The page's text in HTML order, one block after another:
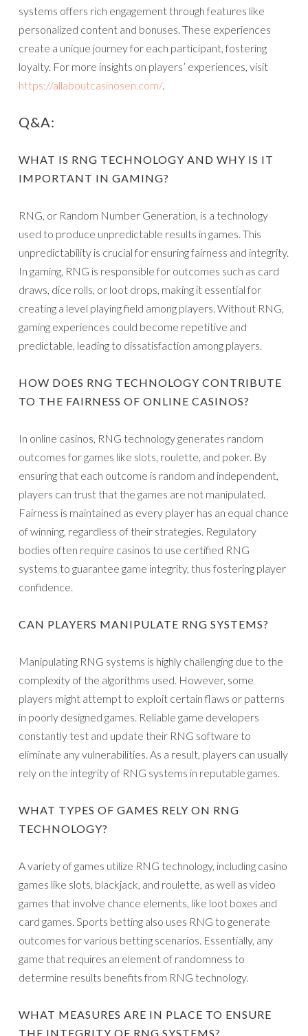
systems offers rich engagement through features like
personalized content and bonuses. These experiences
create a unique journey for each participant, fostering
loyalty. For more insights on players’ experiences, visit
https://allaboutcasinosen.com/.
Q&A:
WHAT IS RNG TECHNOLOGY AND WHY IS IT
IMPORTANT IN GAMING?
RNG, or Random Number Generation, is a technology
used to produce unpredictable results in games. This
unpredictability is crucial for ensuring fairness and integrity.
In gaming, RNG is responsible for outcomes such as card
draws, dice rolls, or loot drops, making it essential for
creating a level playing field among players. Without RNG,
gaming experiences could become repetitive and
predictable, leading to dissatisfaction among players.
HOW DOES RNG TECHNOLOGY CONTRIBUTE
TO THE FAIRNESS OF ONLINE CASINOS?
In online casinos, RNG technology generates random
outcomes for games like slots, roulette, and poker. By
ensuring that each outcome is random and independent,
players can trust that the games are not manipulated.
Fairness is maintained as every player has an equal chance
of winning, regardless of their strategies. Regulatory
bodies often require casinos to use certified RNG
systems to guarantee game integrity, thus fostering player
confidence.
CAN PLAYERS MANIPULATE RNG SYSTEMS?
Manipulating RNG systems is highly challenging due to the
complexity of the algorithms used. However, some
players might attempt to exploit certain flaws or patterns
in poorly designed games. Reliable game developers
constantly test and update their RNG software to
eliminate any vulnerabilities. As a result, players can usually
rely on the integrity of RNG systems in reputable games.
WHAT TYPES OF GAMES RELY ON RNG
TECHNOLOGY?
A variety of games utilize RNG technology, including casino
games like slots, blackjack, and roulette, as well as video
games that involve chance elements, like loot boxes and
card games. Sports betting also uses RNG to generate
outcomes for various betting scenarios. Essentially, any
game that requires an element of randomness to
determine results benefits from RNG technology.
WHAT MEASURES ARE IN PLACE TO ENSURE
THE INTEGRITY OF RNG SYSTEMS?